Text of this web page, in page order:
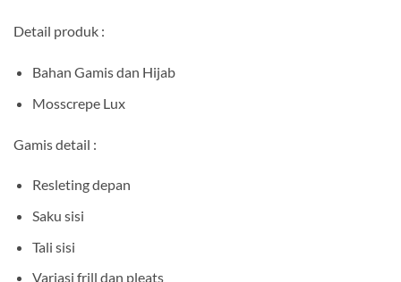
Detail produk :
Bahan Gamis dan Hijab
Mosscrepe Lux
Gamis detail :
Resleting depan
Saku sisi
Tali sisi
Variasi frill dan pleats